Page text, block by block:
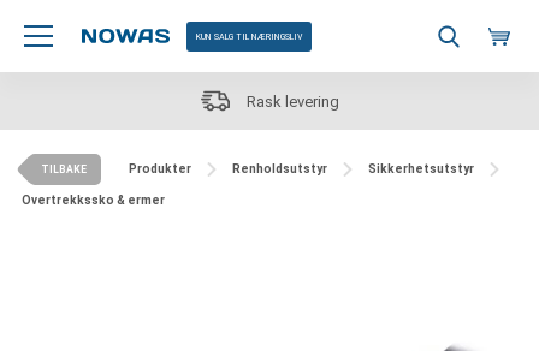
KUN SALG TIL NÆRINGSLIV
Rask levering
TILBAKE Produkter Renholdsutstyr Sikkerhetsutstyr
Overtrekkssko & ermer